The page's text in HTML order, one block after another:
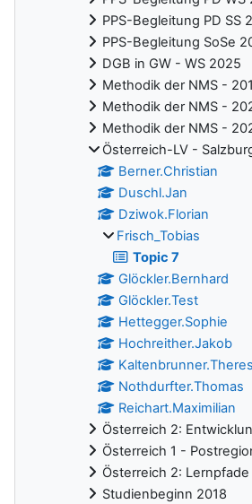
PPS-Begleitung PD SS
PPS-Begleitung SoSe
DGB in GW - WS 2025
Methodik der NMS -
Methodik der NMS -
Methodik der NMS -
Österreich-LV -
Berner.Christian
Duschl.Jan
Dziwok.Florian
Frisch_Tobias
Topic 7
Glöckler.Bernhard
Glöckler.Test
Hettegger.Sophie
Hochreither.Jakob
Nothdurfter.Thomas
Reichart.Maximilian
Österreich 2:
Österreich 1 -
Österreich 2: Lernpfade
Studienbeginn 2018